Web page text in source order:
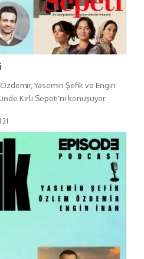
Yasemin Şefik ve Engin
Kirli Sepeti'ni konuşuyor.